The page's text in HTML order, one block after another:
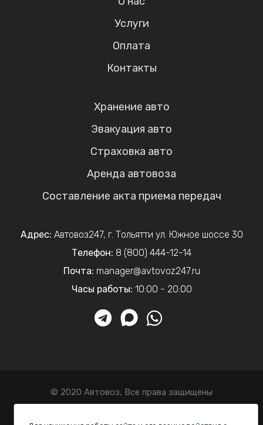
Услуги
Оплата
Контакты
Хранение авто
Эвакуация авто
Страховка авто
Аренда автовоза
Составление акта приема передач
Адрес: Автовоз247, г. Тольятти ул. Южное шоссе 30
Телефон: 8 (800) 444-12-14
Почта: manager@avtovoz247.ru
Часы работы: 10:00 - 20:00
© 2020 Автовоз, Все права защищены